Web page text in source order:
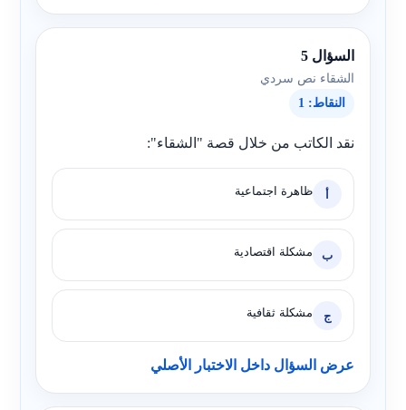
السؤال 5
الشقاء نص سردي
النقاط: 1
نقد الكاتب من خلال قصة "الشقاء":
أ ظاهرة اجتماعية
ب مشكلة اقتصادية
ج مشكلة ثقافية
عرض السؤال داخل الاختبار الأصلي